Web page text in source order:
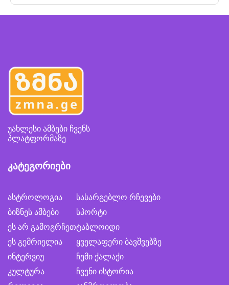
უახლესი ამბები ჩვენს
პლატფორმაზე
კატეგორიები
ასტროლოგია
ბიზნეს ამბები
ეს არ გამოგრჩეთ
ეს გემრიელია
ინტერვიუ
კულტურა
სასარგებლო რჩევები
სპორტი
ტაბლოიდი
ყველაფერი ბავშვებზე
ჩემი ქალაქი
ჩვენი ისტორია